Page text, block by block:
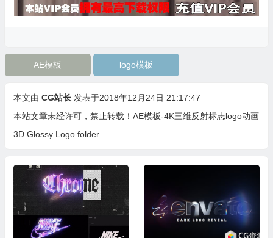
AE模板 logo模板
本文由 CG站长 发表于2018年12月24日 21:17:47
本站文章未经许可，禁止转载！ AE模板-4K三维反射标志logo动画
3D Glossy Logo folder